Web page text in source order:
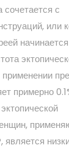
с
или
начинается
примерно
является